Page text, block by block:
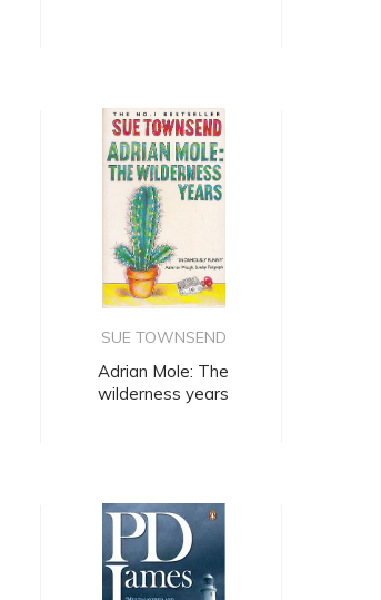
SUE TOWNSEND
Adrian Mole: The
wilderness years